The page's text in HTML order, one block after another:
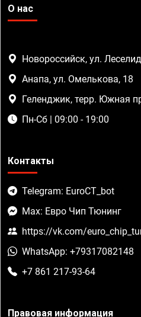
О нас
Новороссийск, ул.
Анапа, ул. Омелькова, 18
Геленджик, терр. Южная
Пн-Сб | 09:00 - 19:00
Контакты
Telegram: EuroCT_bot
Max: Евро Чип Тюнинг
https://vk.com/
WhatsApp: +79317082148
+7 861 217-93-64
Правовая информация